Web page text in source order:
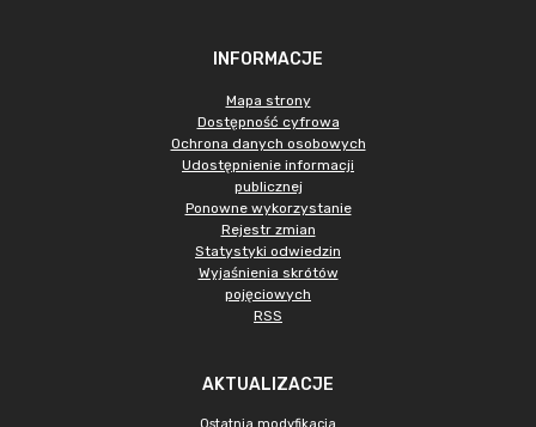
INFORMACJE
Mapa strony
Dostępność cyfrowa
Ochrona danych osobowych
Udostępnienie informacji
publicznej
Ponowne wykorzystanie
Rejestr zmian
Statystyki odwiedzin
Wyjaśnienia skrótów
pojęciowych
RSS
AKTUALIZACJE